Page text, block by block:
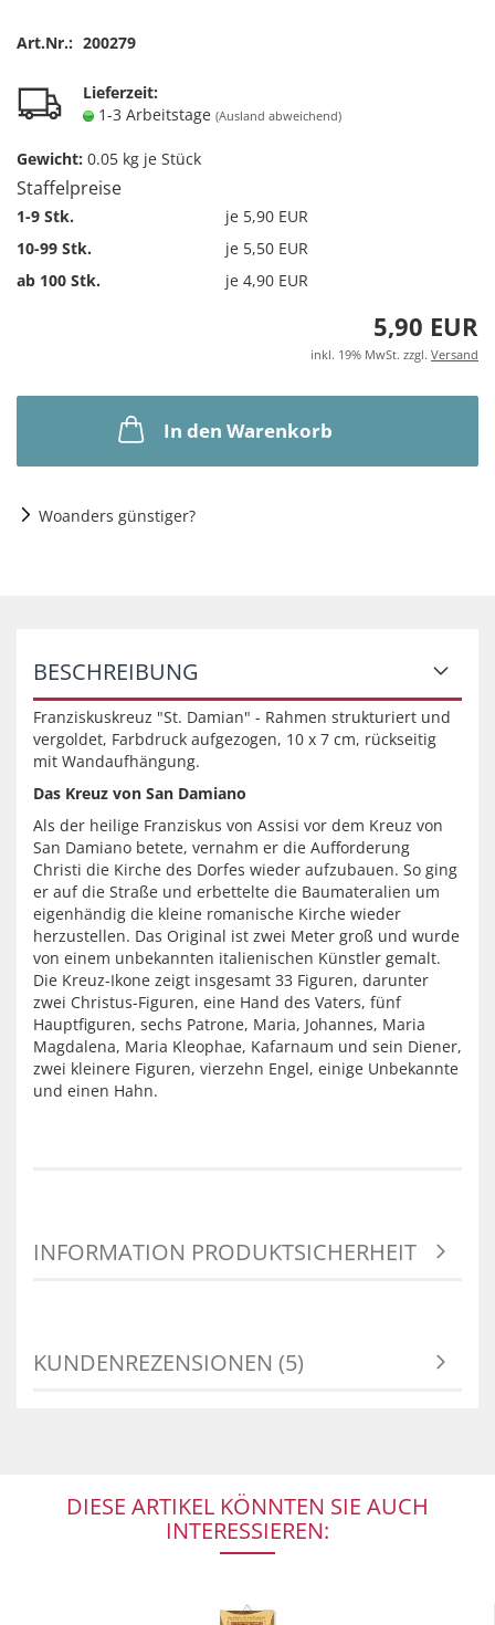
Art.Nr.: 200279
Lieferzeit:
1-3 Arbeitstage (Ausland abweichend)
Gewicht: 0.05 kg je Stück
Staffelpreise
1-9 Stk.
je 5,90 EUR
10-99 Stk.
je 5,50 EUR
ab 100 Stk.
je 4,90 EUR
5,90 EUR
inkl. 19% MwSt. zzgl. Versand
In den Warenkorb
Woanders günstiger?
BESCHREIBUNG
Franziskuskreuz "St. Damian" - Rahmen strukturiert und
vergoldet, Farbdruck aufgezogen, 10 x 7 cm, rückseitig
mit Wandaufhängung.
Das Kreuz von San Damiano
Als der heilige Franziskus von Assisi vor dem Kreuz von
San Damiano betete, vernahm er die Aufforderung
Christi die Kirche des Dorfes wieder aufzubauen. So ging
er auf die Straße und erbettelte die Baumateralien um
eigenhändig die kleine romanische Kirche wieder
herzustellen. Das Original ist zwei Meter groß und wurde
von einem unbekannten italienischen Künstler gemalt.
Die Kreuz-Ikone zeigt insgesamt 33 Figuren, darunter
zwei Christus-Figuren, eine Hand des Vaters, fünf
Hauptfiguren, sechs Patrone, Maria, Johannes, Maria
Magdalena, Maria Kleophae, Kafarnaum und sein Diener,
zwei kleinere Figuren, vierzehn Engel, einige Unbekannte
und einen Hahn.
INFORMATION PRODUKTSICHERHEIT
KUNDENREZENSIONEN (5)
DIESE ARTIKEL KÖNNTEN SIE AUCH
INTERESSIEREN: